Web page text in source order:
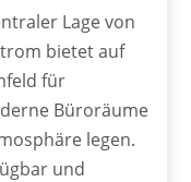
Lage von
bietet auf
für
Büroräume
legen.
und